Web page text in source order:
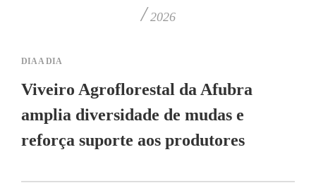
/ 2026
DIA A DIA
Viveiro Agroflorestal da Afubra
amplia diversidade de mudas e
reforça suporte aos produtores